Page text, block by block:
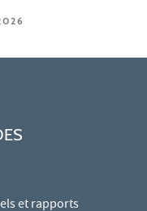
et rapports